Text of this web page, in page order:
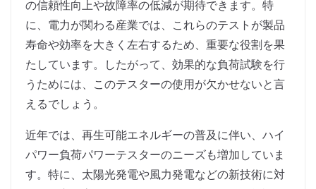
の信頼性向上や故障率の低減が期待できます。特
に、電力が関わる産業では、これらのテストが製品
寿命や効率を大きく左右するため、重要な役割を果
たしています。したがって、効果的な負荷試験を行
うためには、このテスターの使用が欠かせないと言
えるでしょう。
近年では、再生可能エネルギーの普及に伴い、ハイ
パワー負荷パワーテスターのニーズも増加していま
す。特に、太陽光発電や風力発電などの新技術に対